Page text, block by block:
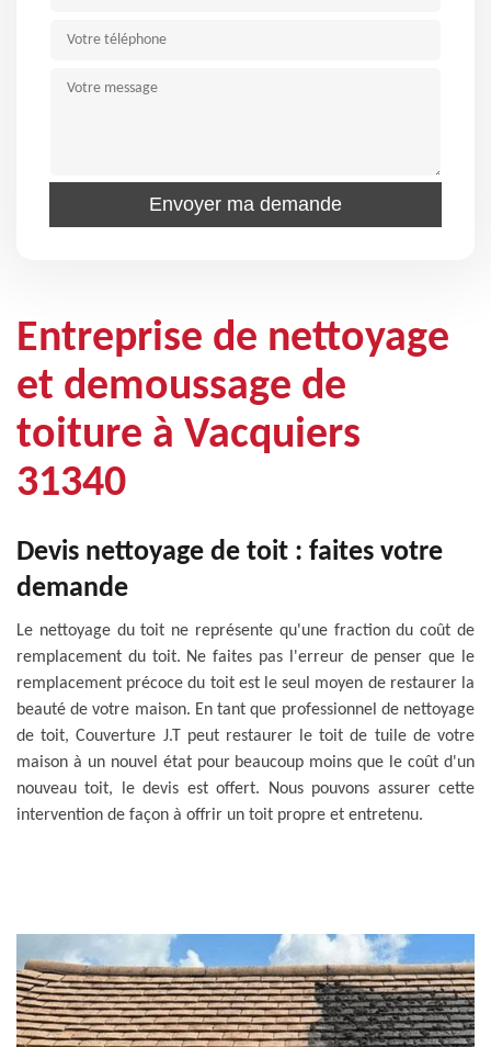
Entreprise de nettoyage
et demoussage de
toiture à Vacquiers
31340
Devis nettoyage de toit : faites votre
demande
Le nettoyage du toit ne représente qu'une fraction du coût de
remplacement du toit. Ne faites pas l'erreur de penser que le
remplacement précoce du toit est le seul moyen de restaurer la
beauté de votre maison. En tant que professionnel de nettoyage
de toit, Couverture J.T peut restaurer le toit de tuile de votre
maison à un nouvel état pour beaucoup moins que le coût d'un
nouveau toit, le devis est offert. Nous pouvons assurer cette
intervention de façon à offrir un toit propre et entretenu.